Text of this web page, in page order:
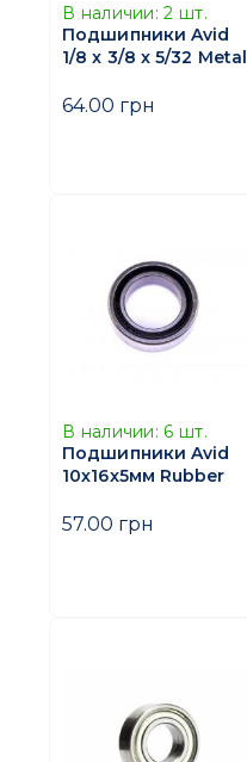
В наличии: 2 шт.
Подшипники Avid
1/8 x 3/8 x 5/32 Metal
64.00 грн
В наличии: 6 шт.
Подшипники Avid
10х16x5мм Rubber
57.00 грн